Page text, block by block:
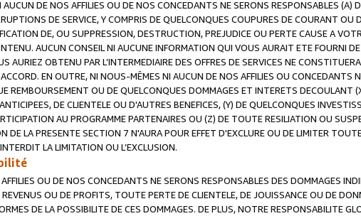
DE NOS AFFILIES OU DE NOS CONCEDANTS NE SERONS RESPONSABLES (A)
DE SERVICE, Y COMPRIS DE QUELCONQUES COUPURES DE COURANT OU
DE, OU SUPPRESSION, DESTRUCTION, PREJUDICE OU PERTE CAUSE A
AUCUN CONSEIL NI AUCUNE INFORMATION QUI VOUS AURAIT ETE FOURNI
AURIEZ OBTENU PAR L’INTERMEDIAIRE DES OFFRES DE SERVICES NE
EN OUTRE, NI NOUS-MÊMES NI AUCUN DE NOS AFFILIES OU CONCEDANTS
REMBOURSEMENT OU DE QUELCONQUES DOMMAGES ET INTERETS DECOULANT
DE CLIENTELE OU D'AUTRES BENEFICES, (Y) DE QUELCONQUES
AU PROGRAMME PARTENAIRES OU (Z) DE TOUTE RESILIATION OU
DE LA PRESENTE SECTION 7 N'AURA POUR EFFET D'EXCLURE OU DE LIMITER
LA LIMITATION OU L’EXCLUSION.
OU DE NOS CONCEDANTS NE SERONS RESPONSABLES DES DOMMAGES
OU DE PROFITS, TOUTE PERTE DE CLIENTELE, DE JOUISSANCE OU DE
DE LA POSSIBILITE DE CES DOMMAGES. DE PLUS, NOTRE RESPONSABILITE